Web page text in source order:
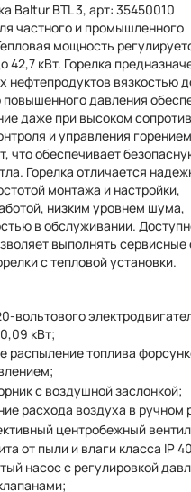
Baltur BTL 3, арт: 35450010
частного и промышленного
мощность
42,7 кВт. Горелка
нефтепродуктов вязкостью
повышенного давления
даже при высоком
и управления
что обеспечивает
Горелка отличается
монтажа и настройки,
низким уровнем шума,
в обслуживании.
выполнять сервисные
с тепловой установки.
вольтового
кВт;
распыление топлива
с воздушной заслонкой;
расхода воздуха в ручном
центробежный
от пыли и влаги класса IP
насос с регулировкой